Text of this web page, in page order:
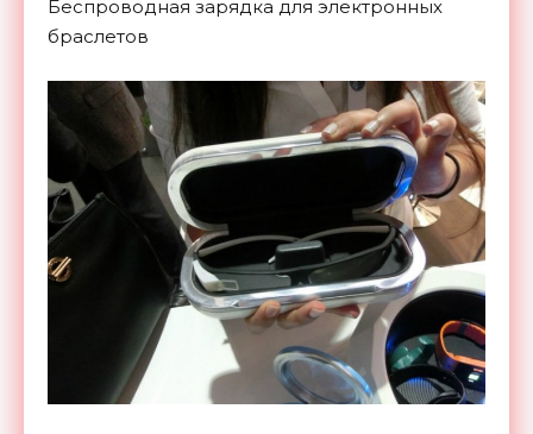
Беспроводная зарядка для электронных
браслетов